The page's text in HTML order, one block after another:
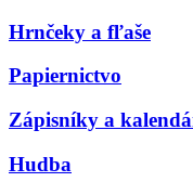
Hrnčeky a fľaše
Papiernictvo
Zápisníky a
Hudba